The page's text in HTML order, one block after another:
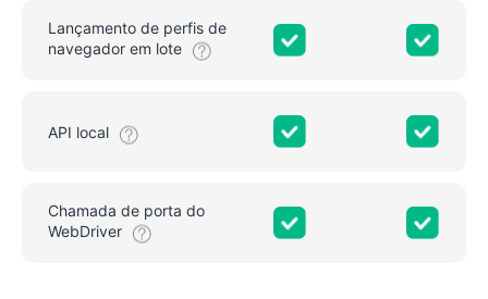
Lançamento de perfis de
navegador em lote
API local
Chamada de porta do
WebDriver